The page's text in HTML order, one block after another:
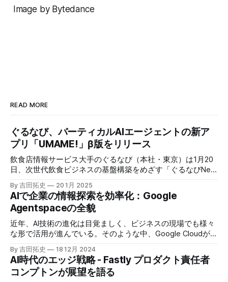
Image by Bytedance
READ MORE
ぐるなび、バーティカルAIエージェントの新ア
プリ「UMAME!」β版をリリース
飲食店情報サービス大手のぐるなび（本社・東京）は1月20
日、次世代飲食ビジネスの基盤構築をめざす「ぐるなびNext
プロジェクト」の初成果として、新たな飲食店探索アプリ
「UMAME!（うまみー！）」のβ版を公開した。
By 吉田拓史 20 1月 2025
AIで企業の情報探索を効率化：Google
Agentspaceの全貌
近年、AI技術の進化は目覚ましく、ビジネスの現場でも様々
な形で活用が進んでいる。そのような中、Google Cloudが新
たに発表したGoogle Agentspaceは、いま注目を集めるAIエ
ージェントがエンタープライズITを大きく変革する予兆と言
えるだろう。
By 吉田拓史 18 12月 2024
AI時代のエッジ戦略 - Fastly プロダクト責任者
コンプトンが展望を語る